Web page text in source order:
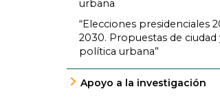
urbana
“Elecciones presidenciales
2030. Propuestas de ciudad
política urbana”
Apoyo a la investigación